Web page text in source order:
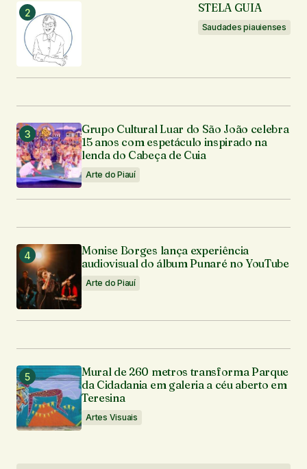
STELA GUIA
Saudades piauienses
Grupo Cultural Luar do São João celebra
15 anos com espetáculo inspirado na
lenda do Cabeça de Cuia
Arte do Piauí
Monise Borges lança experiência
audiovisual do álbum Punaré no YouTube
Arte do Piauí
Mural de 260 metros transforma Parque
da Cidadania em galeria a céu aberto em
Teresina
Artes Visuais